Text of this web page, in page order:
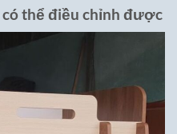
có thể điều chỉnh được